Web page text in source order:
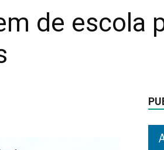
de escola